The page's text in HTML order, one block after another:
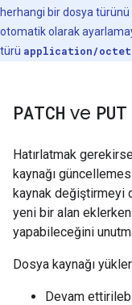
herhangi bir dosya türünü
otomatik olarak
türü application/
PATCH ve PUT
Hatırlatmak
kaynağı
kaynak değiştirmeyi
yeni bir alan
yapabileceğini
Dosya kaynağı
Devam